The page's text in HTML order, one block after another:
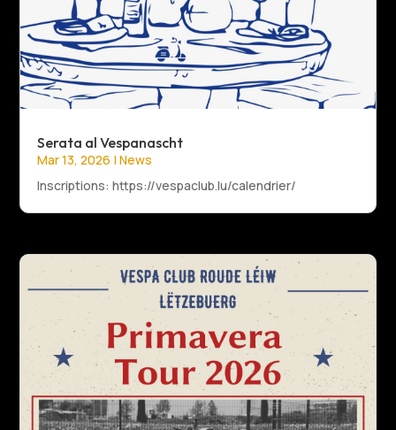
Serata al Vespanascht
Mar 13, 2026 |News
Inscriptions: https://vespaclub.lu/calendrier/